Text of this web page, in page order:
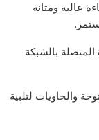
عالية ومتانة
بالشبكة
والحاويات لتلبية